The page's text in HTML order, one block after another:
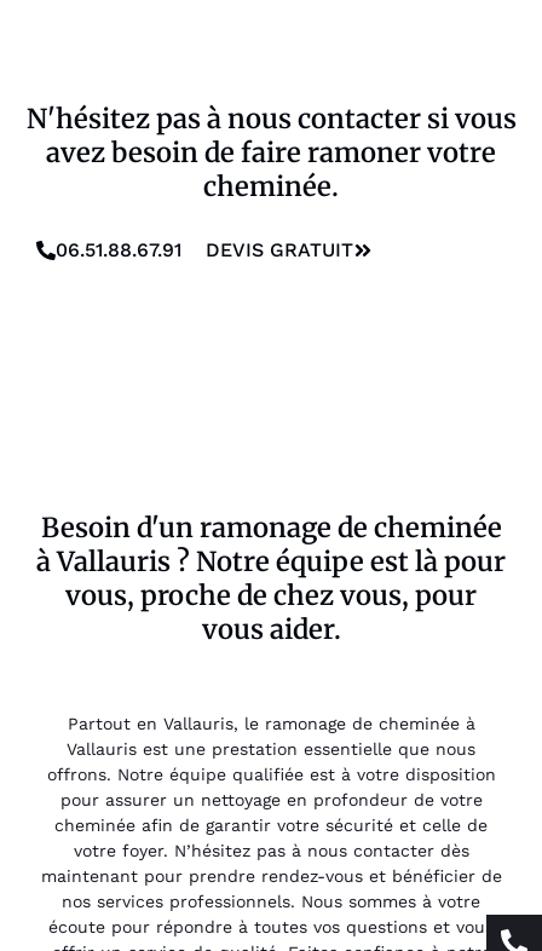
N'hésitez pas à nous contacter si vous
avez besoin de faire ramoner votre
cheminée.
06.51.88.67.91 DEVIS GRATUIT
Besoin d'un ramonage de cheminée
à Vallauris ? Notre équipe est là pour
vous, proche de chez vous, pour
vous aider.
Partout en Vallauris, le ramonage de cheminée à
Vallauris est une prestation essentielle que nous
offrons. Notre équipe qualifiée est à votre disposition
pour assurer un nettoyage en profondeur de votre
cheminée afin de garantir votre sécurité et celle de
votre foyer. N’hésitez pas à nous contacter dès
maintenant pour prendre rendez-vous et bénéficier de
nos services professionnels. Nous sommes à votre
écoute pour répondre à toutes vos questions et vous